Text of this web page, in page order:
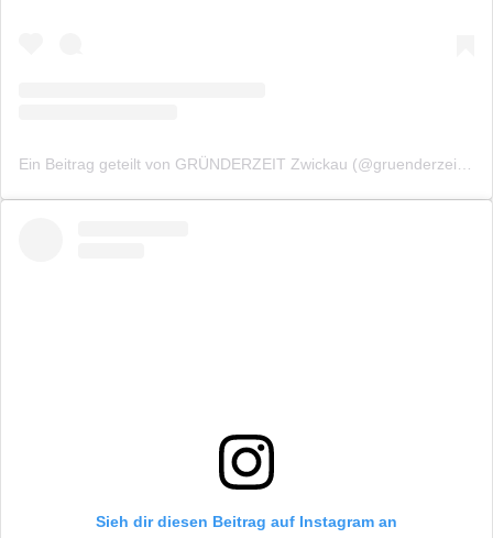
Sieh dir diesen Beitrag auf Instagram an